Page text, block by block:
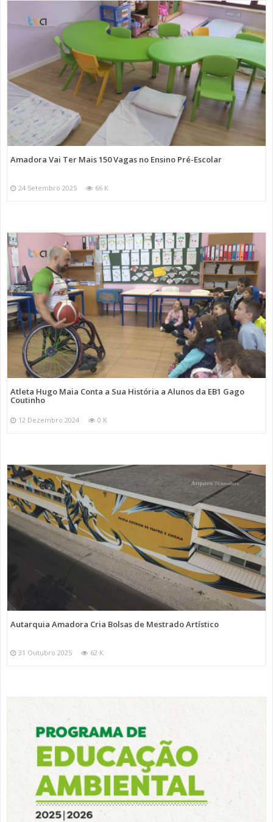
Amadora Vai Ter Mais 150 Vagas no Ensino Pré-Escolar
24 Setembro 2025 66 K
Atleta Hugo Maia Conta a Sua História a Alunos da EB1 Gago
Coutinho
12 Dezembro 2024 0 K
Autarquia Amadora Cria Bolsas de Mestrado Artístico
31 Outubro 2025 62 K